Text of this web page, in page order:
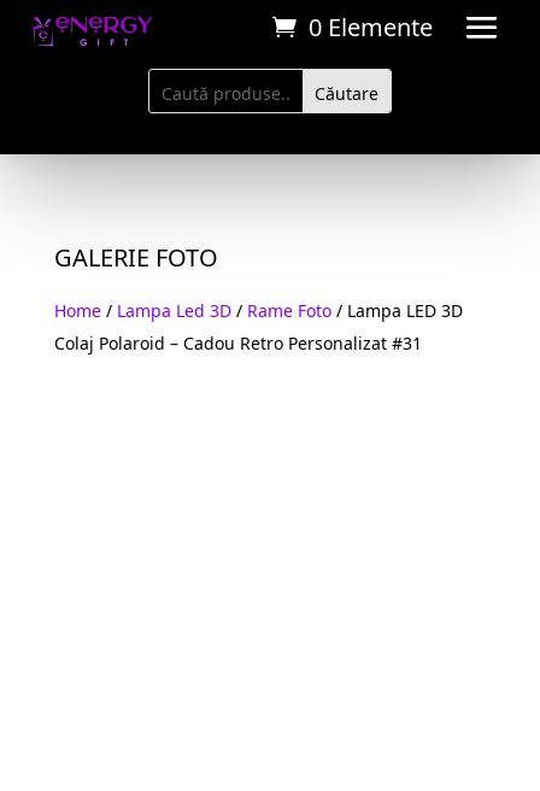
0 Elemente
GALERIE FOTO
Home/ Lampa Led 3D/ Rame Foto/ Lampa LED 3D
Colaj Polaroid – Cadou Retro Personalizat #31